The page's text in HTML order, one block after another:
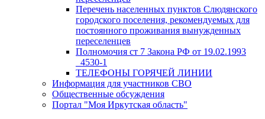
Перечень населенных пунктов Слюдянского
городского поселения, рекомендуемых для
постоянного проживания вынужденных
переселенцев
Полномочия ст 7 Закона РФ от 19.02.1993
_4530-1
ТЕЛЕФОНЫ ГОРЯЧЕЙ ЛИНИИ
Информация для участников СВО
Общественные обсуждения
Портал "Моя Иркутская область"